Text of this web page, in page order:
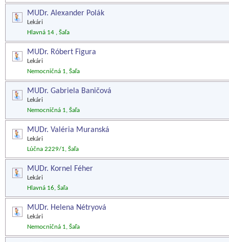
MUDr. Alexander Polák
Lekári
Hlavná 14 , Šaľa
MUDr. Róbert Figura
Lekári
Nemocničná 1, Šaľa
MUDr. Gabriela Baničová
Lekári
Nemocničná 1, Šaľa
MUDr. Valéria Muranská
Lekári
Lúčna 2229/1, Šaľa
MUDr. Kornel Féher
Lekári
Hlavná 16, Šaľa
MUDr. Helena Nétryová
Lekári
Nemocničná 1, Šaľa